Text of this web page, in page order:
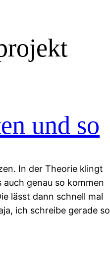
und so
In der Theorie klingt
genau so kommen
lässt dann schnell mal
ich schreibe gerade so